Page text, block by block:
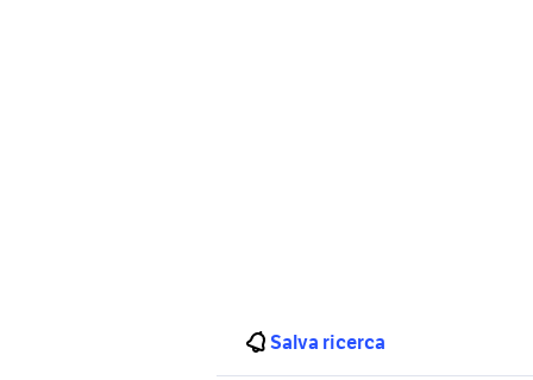
Salva ricerca